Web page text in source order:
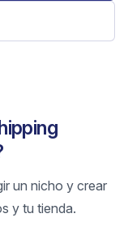
un nicho y crear
y tu tienda.